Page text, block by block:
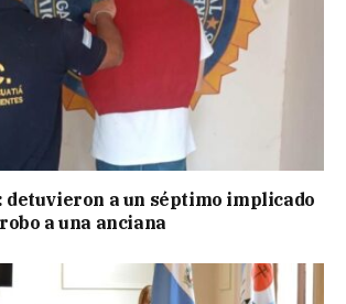
detuvieron a un séptimo implicado
a una anciana